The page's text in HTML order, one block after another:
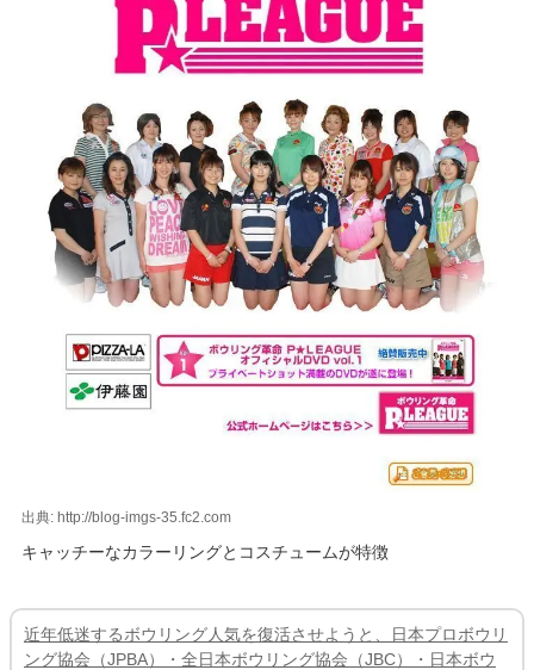
出典: http://blog-imgs-35.fc2.com
キャッチーなカラーリングとコスチュームが特徴
近年低迷するボウリング人気を復活させようと、日本プロボウリ
ング協会（JPBA）・全日本ボウリング協会（JBC）・日本ボウ